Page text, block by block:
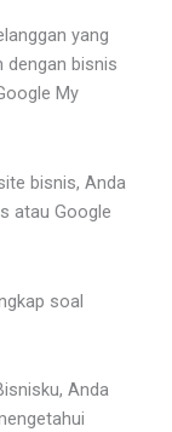
yang
dengan bisnis
My
bisnis, Anda
atau Google
soal
Anda